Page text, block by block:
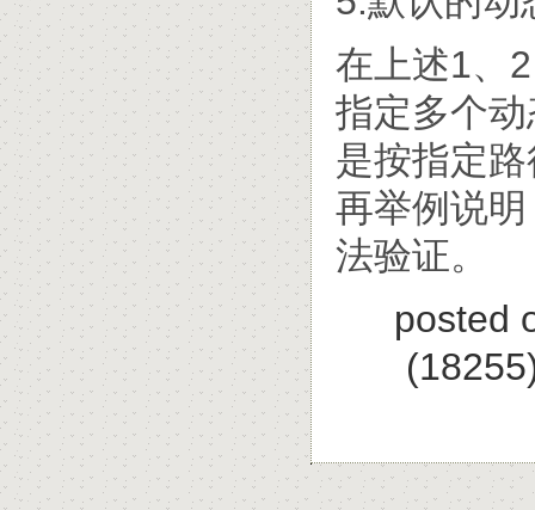
在上述1、
指定多个
是按指定
再举例说
法验证。
posted